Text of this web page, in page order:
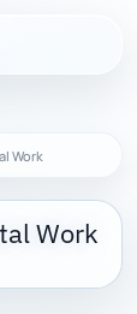
Work
Work